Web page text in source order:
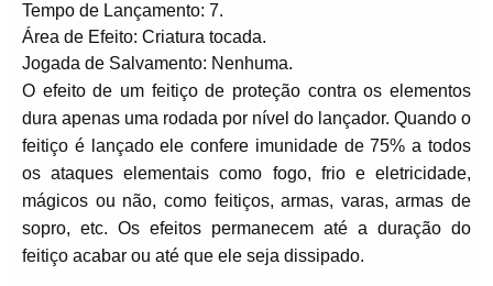
Tempo de Lançamento: 7.
Área de Efeito: Criatura tocada.
Jogada de Salvamento: Nenhuma.
O efeito de um feitiço de proteção contra os elementos
dura apenas uma rodada por nível do lançador. Quando o
feitiço é lançado ele confere imunidade de 75% a todos
os ataques elementais como fogo, frio e eletricidade,
mágicos ou não, como feitiços, armas, varas, armas de
sopro, etc. Os efeitos permanecem até a duração do
feitiço acabar ou até que ele seja dissipado.